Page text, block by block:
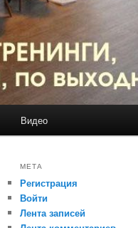
Видео
МЕТА
Регистрация
Войти
Лента записей